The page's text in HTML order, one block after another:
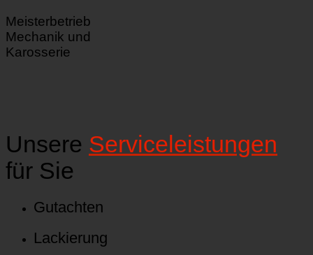
Meisterbetrieb
Mechanik und
Karosserie
Unsere Serviceleistungen
für Sie
Gutachten
Lackierung